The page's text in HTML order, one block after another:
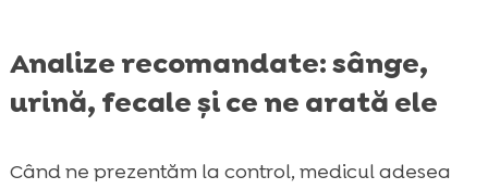
Analize recomandate: sânge,
urină, fecale și ce ne arată ele
Când ne prezentăm la control, medicul adesea